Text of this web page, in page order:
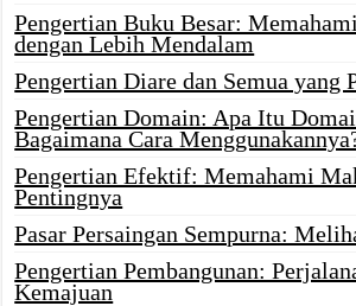
Pengertian Buku Besar:
dengan Lebih Mendalam
Pengertian Diare dan Semua yang
Pengertian Domain: Apa Itu
Bagaimana Cara
Pengertian Efektif: Memahami
Pentingnya
Pasar Persaingan Sempurna:
Pengertian Pembangunan:
Kemajuan